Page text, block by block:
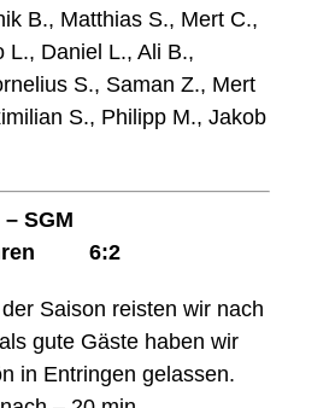
B., Matthias S., Mert C.,
L., Daniel L., Ali B.,
S., Saman Z., Mert
S., Philipp M., Jakob
SGM
6:2
Saison reisten wir nach
gute Gäste haben wir
in Entringen gelassen.